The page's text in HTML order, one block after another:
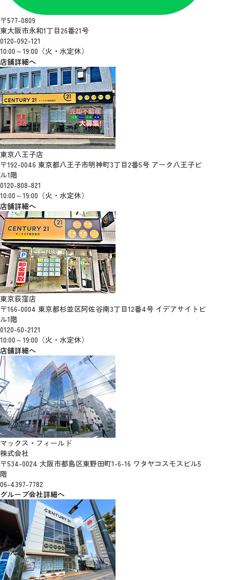
〒577-0809
東大阪市永和1丁目26番21号
0120-092-121
10:00～19:00（火・水定休）
店舗詳細へ
東京八王子店
〒192-0046 東京都八王子市明神町3丁目2番5号 アーク八王子ビ
ル1階
0120-808-821
10:00～19:00（火・水定休）
店舗詳細へ
東京荻窪店
〒166-0004 東京都杉並区阿佐谷南3丁目12番4号 イデアサイトビ
ル1階
0120-60-2121
10:00～19:00（火・水定休）
店舗詳細へ
マックス・フィールド
株式会社
〒534-0024 大阪市都島区東野田町1-6-16 ワタヤコスモスビル5
階
06-4397-7782
グループ会社詳細へ